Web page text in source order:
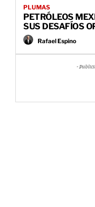
PLUMAS
PETRÓLEOS
SUS DESAFÍOS
Rafael Espino
-